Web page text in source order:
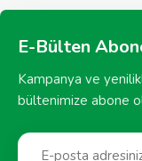
E-Bülten
Kampanya ve
bültenimize abone